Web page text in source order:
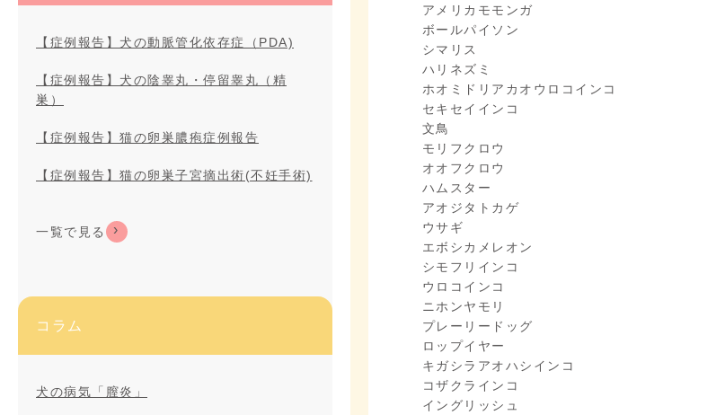
アメリカモモンガ
ボールパイソン
シマリス
ハリネズミ
ホオミドリアカオウロコインコ
セキセイインコ
文鳥
モリフクロウ
オオフクロウ
ハムスター
アオジタトカゲ
ウサギ
エボシカメレオン
シモフリインコ
ウロコインコ
ニホンヤモリ
プレーリードッグ
ロップイヤー
キガシラアオハシインコ
コザクラインコ
イングリッシュ
【症例報告】犬の動脈管化依存症（PDA)
【症例報告】犬の陰睾丸・停留睾丸（精
巣）
【症例報告】猫の卵巣膿疱症例報告
【症例報告】猫の卵巣子宮摘出術(不妊手術)
一覧で見る
コラム
犬の病気「膣炎」